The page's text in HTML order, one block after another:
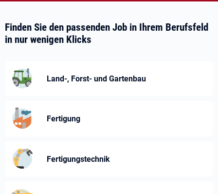
Finden Sie den passenden Job in Ihrem Berufsfeld
in nur wenigen Klicks
Land-, Forst- und Gartenbau
Fertigung
Fertigungstechnik